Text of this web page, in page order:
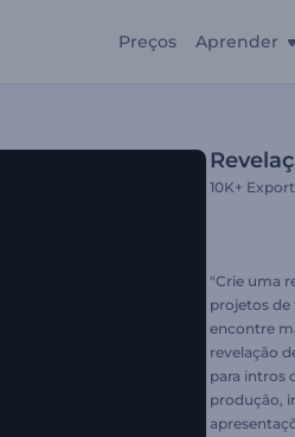
Preços Aprender
10K+
"Crie uma
projetos
encontre
revelação
para intros
produção,